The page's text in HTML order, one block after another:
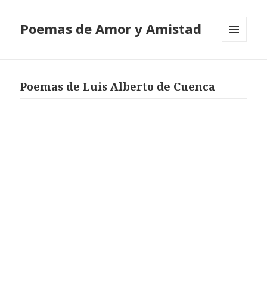
Poemas de Amor y Amistad
Poemas de Luis Alberto de Cuenca